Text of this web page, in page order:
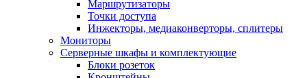
Маршрутизаторы
Точки доступа
Инжекторы, медиаконверторы, сплитеры
Мониторы
Серверные шкафы и комплектующие
Блоки розеток